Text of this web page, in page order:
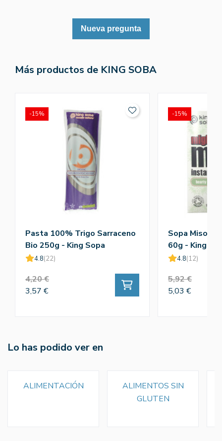
Nueva pregunta
Más productos de KING SOBA
Pasta 100% Trigo Sarraceno
Bio 250g - King Sopa
4.8(22)
4,20 €
3,57 €
-15%
Sopa Miso
60g - King
4.8(12)
5,92 €
5,03 €
-15%
Lo has podido ver en
ALIMENTACIÓN
ALIMENTOS SIN
GLUTEN